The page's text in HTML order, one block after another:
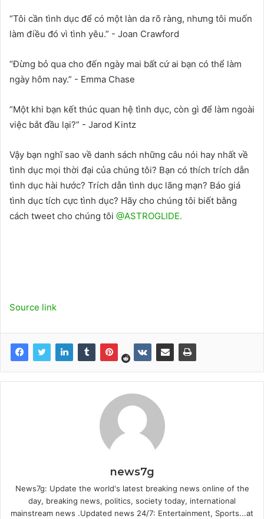
“Tôi cần tình dục để có một làn da rõ ràng, nhưng tôi muốn
làm điều đó vì tình yêu.” - Joan Crawford
“Đừng bỏ qua cho đến ngày mai bất cứ ai bạn có thể làm
ngày hôm nay.” - Emma Chase
“Một khi bạn kết thúc quan hệ tình dục, còn gì để làm ngoài
việc bắt đầu lại?” - Jarod Kintz
Vậy bạn nghĩ sao về danh sách những câu nói hay nhất về
tình dục mọi thời đại của chúng tôi? Bạn có thích trích dẫn
tình dục hài hước? Trích dẫn tình dục lãng mạn? Báo giá
tình dục tích cực tình dục? Hãy cho chúng tôi biết bằng
cách tweet cho chúng tôi @ASTROGLIDE.
Source link
news7g
News7g: Update the world's latest breaking news online of the
day, breaking news, politics, society today, international
mainstream news .Updated news 24/7: Entertainment, Sports...at